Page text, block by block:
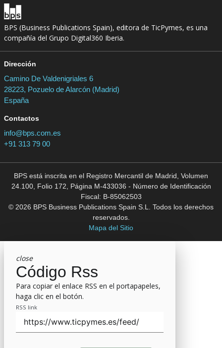
BPS (Business Publications Spain), editora de TicPymes, es una
compañía del Grupo Digital360 Iberia.
Dirección
Camino De Valdenigriales 6
28223, Pozuelo de Alarcón (Madrid)
España
Contactos
info@bps.com.es
+91 313 79 00
BPS está inscrita en el Registro Mercantil de Madrid, Volumen
24.100, Folio 172, Página M-433036 - Número de Identificación
Fiscal: B-85062503
© 2026 BPS Business Publications Spain S.L. Todos los derechos
reservados.
Mapa del Sitio
close
Código Rss
Para copiar el enlace RSS en el portapapeles,
haga clic en el botón.
RSS link